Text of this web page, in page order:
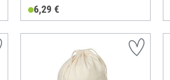
6,29 €